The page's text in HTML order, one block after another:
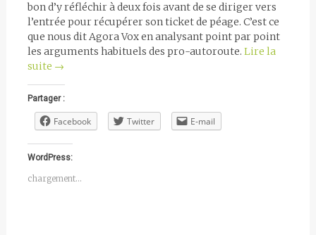
bon d’y réfléchir à deux fois avant de se diriger vers
l’entrée pour récupérer son ticket de péage. C’est ce
que nous dit Agora Vox en analysant point par point
les arguments habituels des pro-autoroute. Lire la
suite →
Partager :
Facebook Twitter E-mail
WordPress:
chargement…